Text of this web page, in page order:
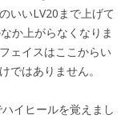
いいLV20まで上げて
か上がらなくなりま
ェイスはここからい
ではありません。
イヒールを覚えまし